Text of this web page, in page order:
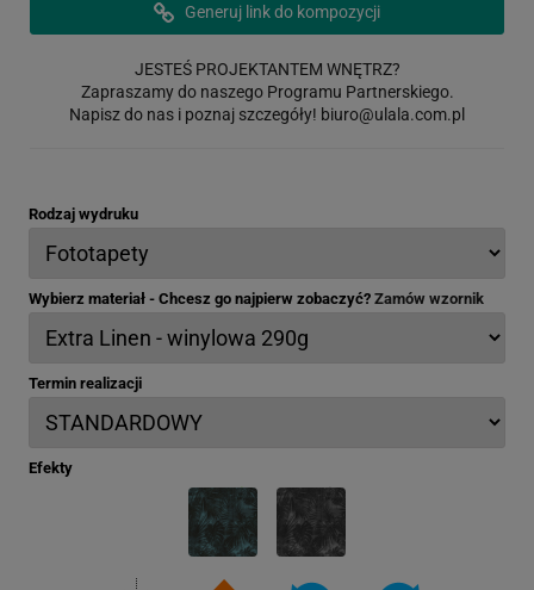
Generuj link do kompozycji
JESTEŚ PROJEKTANTEM WNĘTRZ?
Zapraszamy do naszego Programu Partnerskiego.
Napisz do nas i poznaj szczegóły! biuro@ulala.com.pl
Rodzaj wydruku
Wybierz materiał - Chcesz go najpierw zobaczyć? Zamów wzornik
Termin realizacji
Efekty